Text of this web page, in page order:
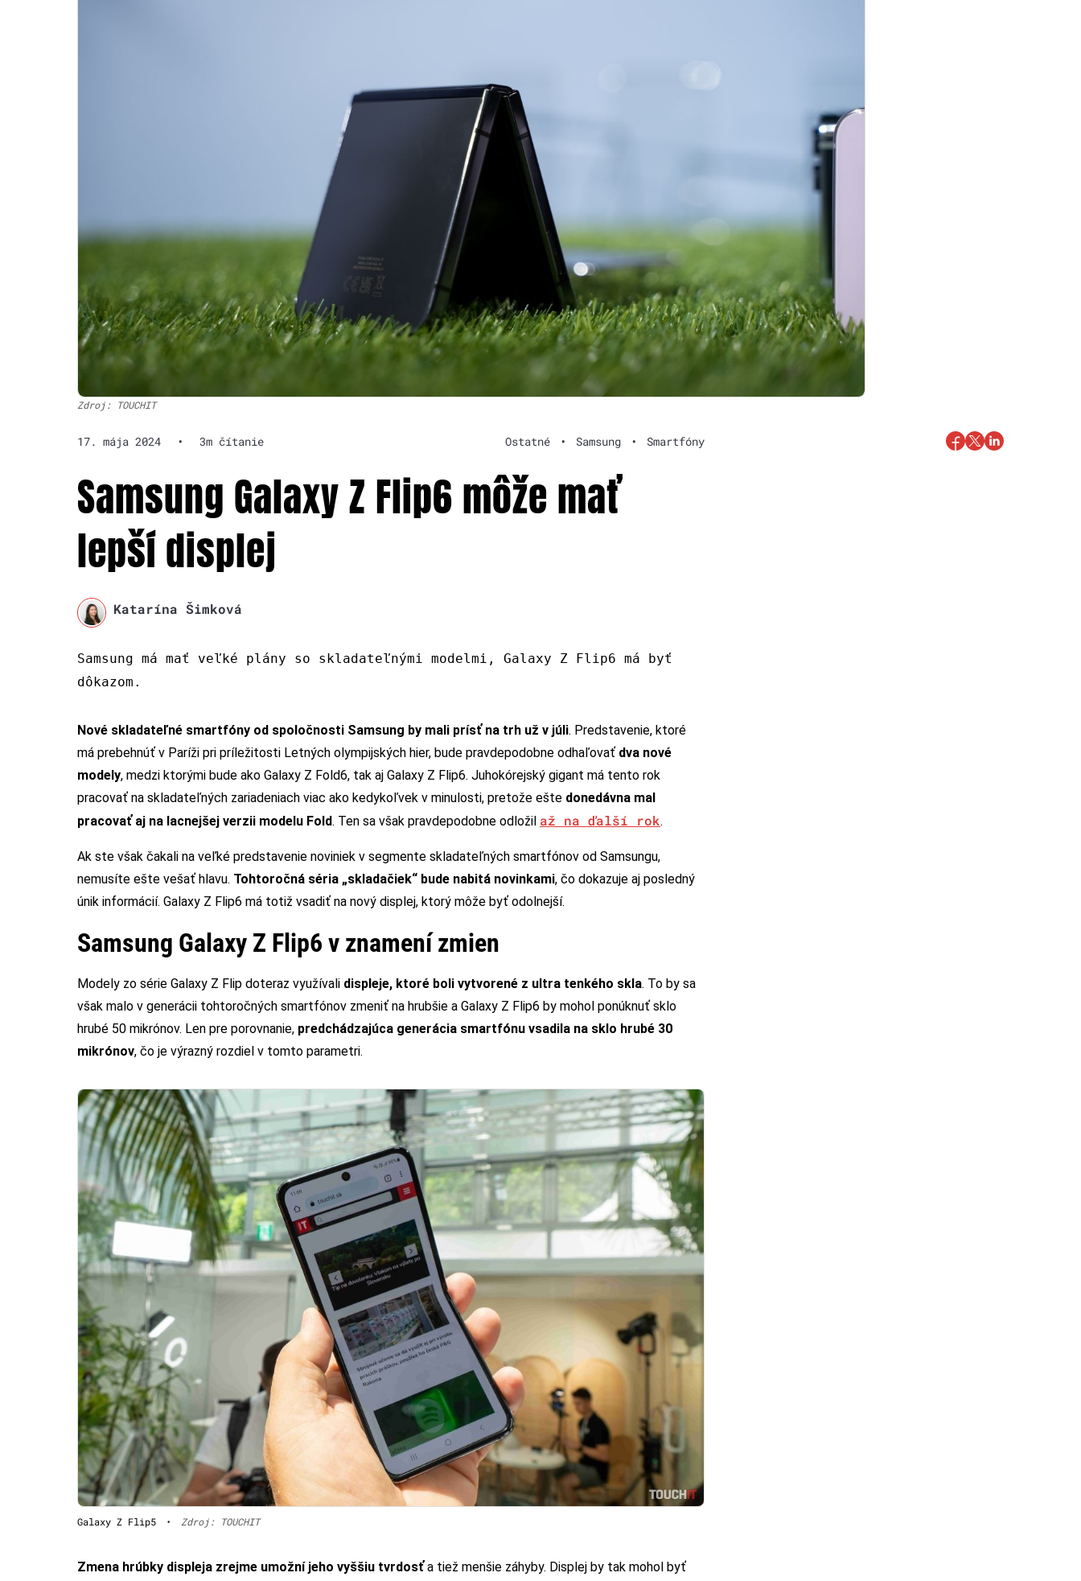
Zdroj: TOUCHIT
17. mája 2024 • 3m čítanie Ostatné • Samsung • Smartfóny
Samsung Galaxy Z Flip6 môže mať
lepší displej
Katarína Šimková
Samsung má mať veľké plány so skladateľnými modelmi, Galaxy Z Flip6 má byť
dôkazom.
Nové skladateľné smartfóny od spoločnosti Samsung by mali prísť na trh už v júli. Predstavenie, ktoré
má prebehnúť v Paríži pri príležitosti Letných olympijských hier, bude pravdepodobne odhaľovať dva nové
modely, medzi ktorými bude ako Galaxy Z Fold6, tak aj Galaxy Z Flip6. Juhokórejský gigant má tento rok
pracovať na skladateľných zariadeniach viac ako kedykoľvek v minulosti, pretože ešte donedávna mal
pracovať aj na lacnejšej verzii modelu Fold. Ten sa však pravdepodobne odložil až na ďalší rok.
Ak ste však čakali na veľké predstavenie noviniek v segmente skladateľných smartfónov od Samsungu,
nemusíte ešte vešať hlavu. Tohtoročná séria „skladačiek“ bude nabitá novinkami, čo dokazuje aj posledný
únik informácií. Galaxy Z Flip6 má totiž vsadiť na nový displej, ktorý môže byť odolnejší.
Samsung Galaxy Z Flip6 v znamení zmien
Modely zo série Galaxy Z Flip doteraz využívali displeje, ktoré boli vytvorené z ultra tenkého skla. To by sa
však malo v generácii tohtoročných smartfónov zmeniť na hrubšie a Galaxy Z Flip6 by mohol ponúknuť sklo
hrubé 50 mikrónov. Len pre porovnanie, predchádzajúca generácia smartfónu vsadila na sklo hrubé 30
mikrónov, čo je výrazný rozdiel v tomto parametri.
Galaxy Z Flip5 • Zdroj: TOUCHIT
Zmena hrúbky displeja zrejme umožní jeho vyššiu tvrdosťa tiež menšie záhyby. Displej by tak mohol byť